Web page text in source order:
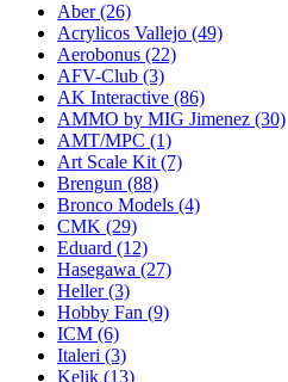
Aber(26)
Acrylicos Vallejo (49)
Aerobonus (22)
AFV-Club (3)
AK Interactive (86)
AMMO by MIG Jimenez (30)
AMT/MPC (1)
Art Scale Kit (7)
Brengun (88)
Bronco Models (4)
CMK (29)
Eduard (12)
Hasegawa (27)
Heller(3)
Hobby Fan (9)
ICM (6)
Italeri (3)
Kelik (13)